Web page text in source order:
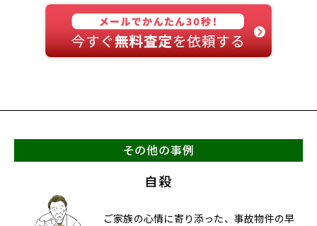
その他の事例
自殺
ご家族の心情に寄り添った、事故物件の早